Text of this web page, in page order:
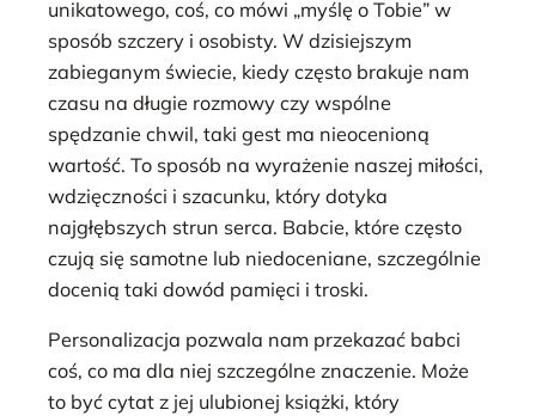
unikatowego, coś, co mówi „myślę o Tobie” w
sposób szczery i osobisty. W dzisiejszym
zabieganym świecie, kiedy często brakuje nam
czasu na długie rozmowy czy wspólne
spędzanie chwil, taki gest ma nieocenioną
wartość. To sposób na wyrażenie naszej miłości,
wdzięczności i szacunku, który dotyka
najgłębszych strun serca. Babcie, które często
czują się samotne lub niedoceniane, szczególnie
docenią taki dowód pamięci i troski.
Personalizacja pozwala nam przekazać babci
coś, co ma dla niej szczególne znaczenie. Może
to być cytat z jej ulubionej książki, który